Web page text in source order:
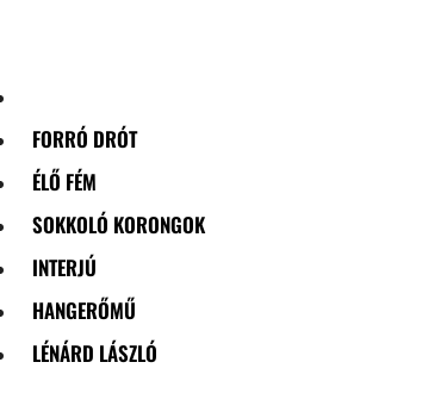
FORRÓ DRÓT
ÉLŐ FÉM
SOKKOLÓ KORONGOK
INTERJÚ
HANGERŐMŰ
LÉNÁRD LÁSZLÓ